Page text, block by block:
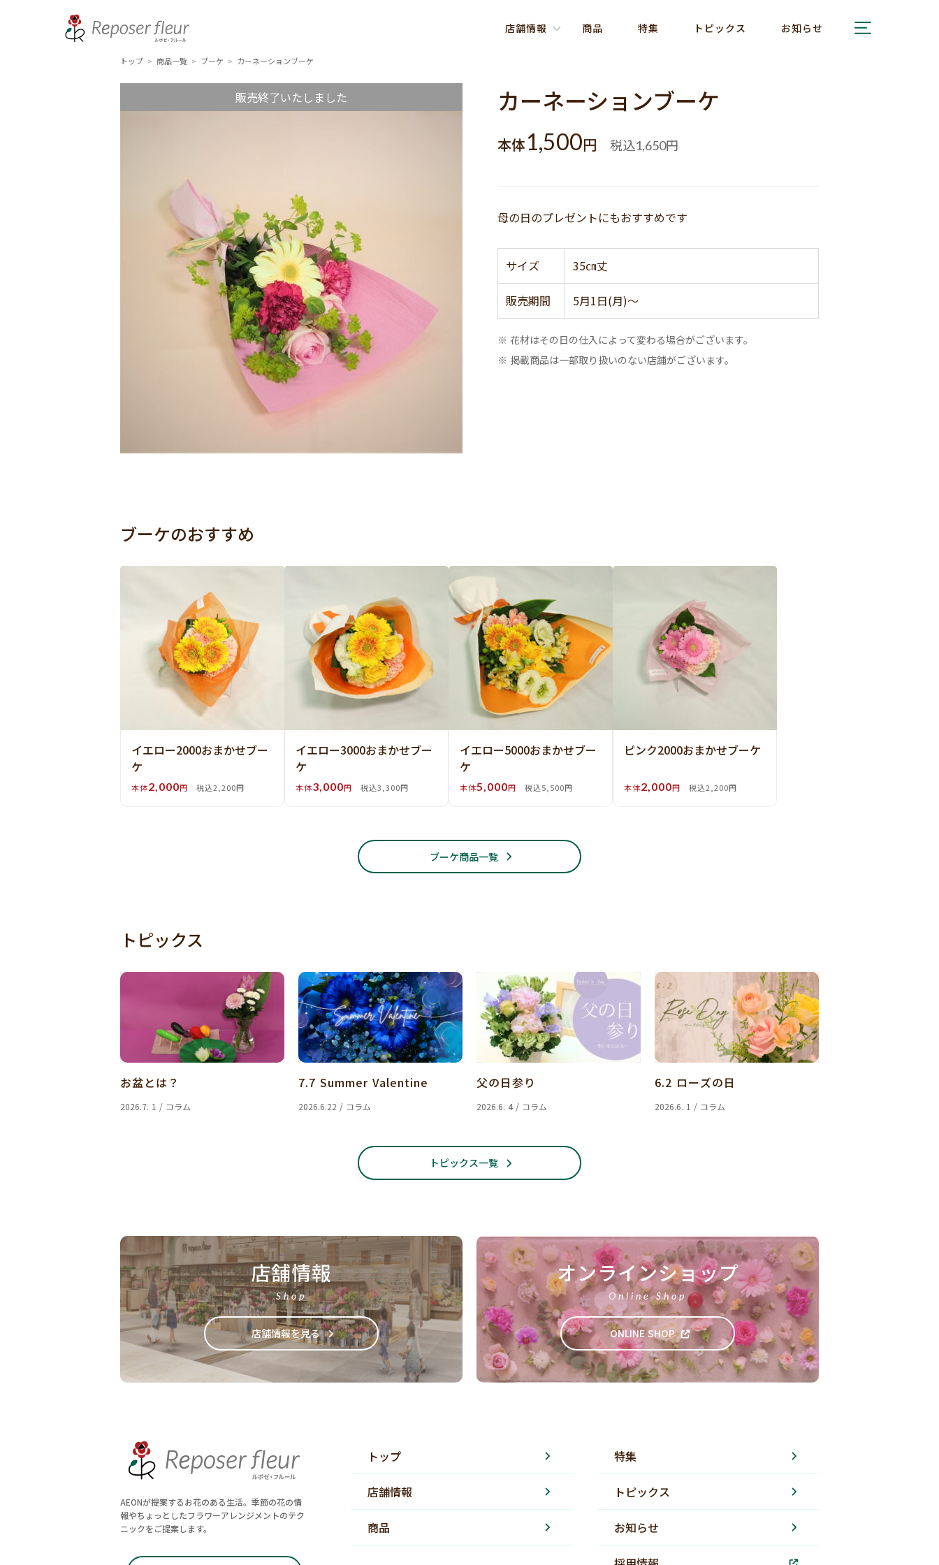
店舗情報 商品 特集 トピックス お知らせ
トップ > 商品一覧 > ブーケ > カーネーションブーケ
販売終了いたしました カーネーションブーケ
本体1,500円 税込1,650円
母の日のプレゼントにもおすすめです
サイズ 35㎝丈
販売期間 5月1日(月)～
※ 花材はその日の仕入によって変わる場合がございます。
※ 掲載商品は一部取り扱いのない店舗がございます。
ブーケのおすすめ
イエロー2000おまかせブー
ケ
本体2,000円 税込2,200円
イエロー3000おまかせブー
ケ
本体3,000円 税込3,300円
イエロー5000おまかせブー
ケ
本体5,000円 税込5,500円
ピンク2000おまかせブーケ
本体2,000円 税込2,200円
ブーケ商品一覧
トピックス
お盆とは？
2026.7. 1 / コラム
7.7 Summer Valentine
2026.6.22 / コラム
父の日参り
2026.6. 4 / コラム
6.2 ローズの日
2026.6. 1 / コラム
トピックス一覧
店舗情報
Shop
店舗情報を見る
オンラインショップ
Online Shop
ONLINE SHOP
AEONが提案するお花のある生活。季節の花の情
報やちょっとしたフラワーアレンジメントのテク
ニックをご提案します。
トップ
店舗情報
商品
特集
トピックス
お知らせ